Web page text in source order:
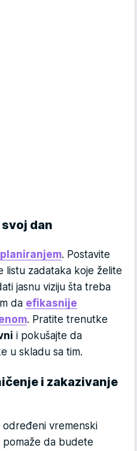
dan
. Postavite
listu zadataka koje želite
jasnu viziju šta treba
da efikasnije
. Pratite trenutke
i pokušajte da
u skladu sa tim.
i zakazivanje
određeni vremenski
pomaže da budete